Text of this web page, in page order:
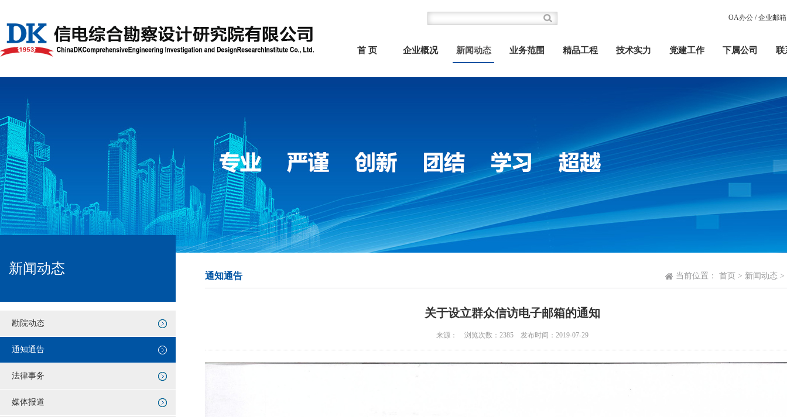
OA办公 / 企业邮箱
首 页 企业概况 新闻动态 业务范围 精品工程 技术实力 党建工作 下属公司 联
新闻动态
勘院动态
通知通告
法律事务
媒体报道
通知通告 当前位置： 首页 > 新闻动态 >
关于设立群众信访电子邮箱的通知
来源： 浏览次数：2385 发布时间：2019-07-29